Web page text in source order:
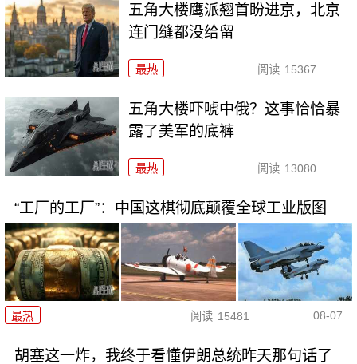
五角大楼鹰派翘首盼进京，北京
连门缝都没给留
最热 阅读 15367
五角大楼吓唬中俄？这事恰恰暴
露了美军的底裤
最热 阅读 13080
“工厂的工厂”：中国这棋彻底颠覆全球工业版图
最热 阅读 15481 08-07
胡塞这一炸，我终于看懂伊朗总统昨天那句话了